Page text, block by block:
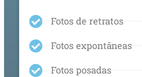
Fotos de retratos
Fotos expontâneas
Fotos posadas